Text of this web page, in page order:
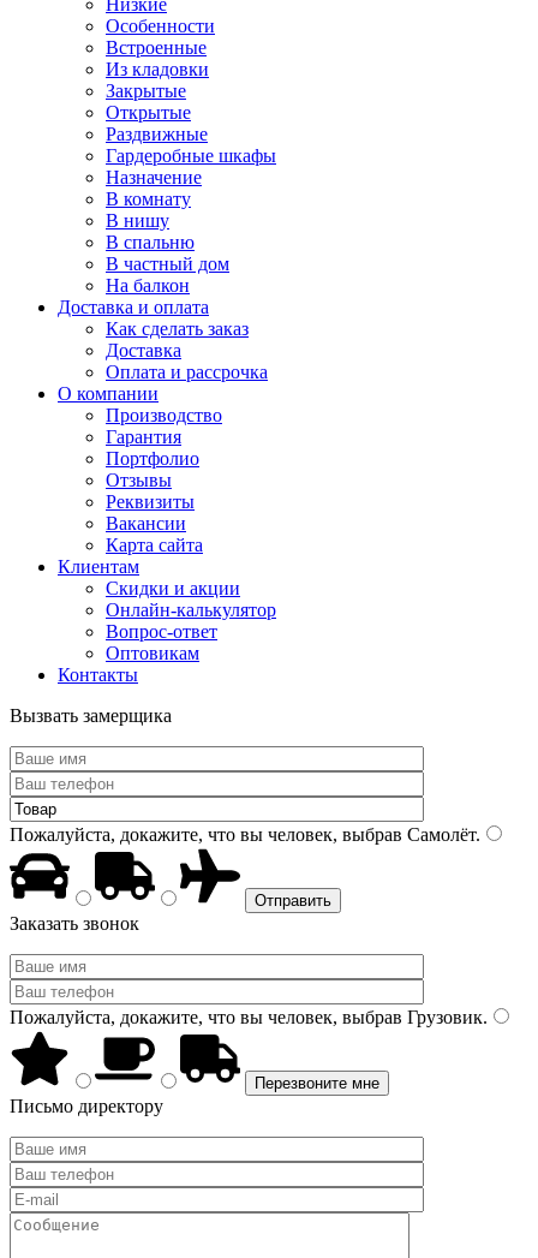
Низкие
Особенности
Встроенные
Из кладовки
Закрытые
Открытые
Раздвижные
Гардеробные шкафы
Назначение
В комнату
В нишу
В спальню
В частный дом
На балкон
Доставка и оплата
Как сделать заказ
Доставка
Оплата и рассрочка
О компании
Производство
Гарантия
Портфолио
Отзывы
Реквизиты
Вакансии
Карта сайта
Клиентам
Скидки и акции
Онлайн-калькулятор
Вопрос-ответ
Оптовикам
Контакты
Вызвать замерщика
Пожалуйста, докажите, что вы человек, выбрав Самолёт.
Заказать звонок
Пожалуйста, докажите, что вы человек, выбрав Грузовик.
Письмо директору